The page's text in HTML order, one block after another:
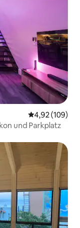
4,92 (109)
und Parkplatz